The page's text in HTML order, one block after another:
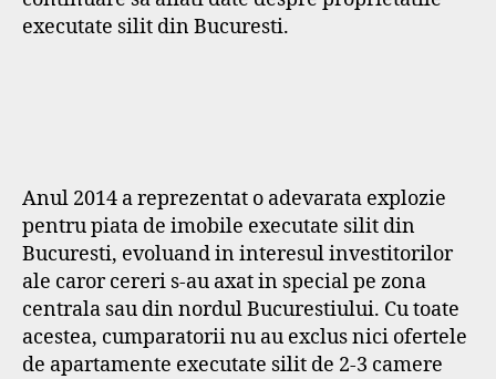
executate silit din Bucuresti.
Anul 2014 a reprezentat o adevarata explozie
pentru piata de imobile executate silit din
Bucuresti, evoluand in interesul investitorilor
ale caror cereri s-au axat in special pe zona
centrala sau din nordul Bucurestiului. Cu toate
acestea, cumparatorii nu au exclus nici ofertele
de apartamente executate silit de 2-3 camere